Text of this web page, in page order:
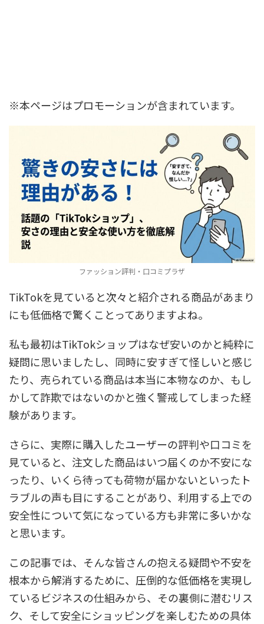
※本ページはプロモーションが含まれています。
ファッション評判・口コミプラザ
TikTokを見ていると次々と紹介される商品があまり
にも低価格で驚くことってありますよね。
私も最初はTikTokショップはなぜ安いのかと純粋に
疑問に思いましたし、同時に安すぎて怪しいと感じ
たり、売られている商品は本当に本物なのか、もし
かして詐欺ではないのかと強く警戒してしまった経
験があります。
さらに、実際に購入したユーザーの評判や口コミを
見ていると、注文した商品はいつ届くのか不安にな
ったり、いくら待っても荷物が届かないといったト
ラブルの声も目にすることがあり、利用する上での
安全性について気になっている方も非常に多いかな
と思います。
この記事では、そんな皆さんの抱える疑問や不安を
根本から解消するために、圧倒的な低価格を実現し
ているビジネスの仕組みから、その裏側に潜むリス
ク、そして安全にショッピングを楽しむための具体